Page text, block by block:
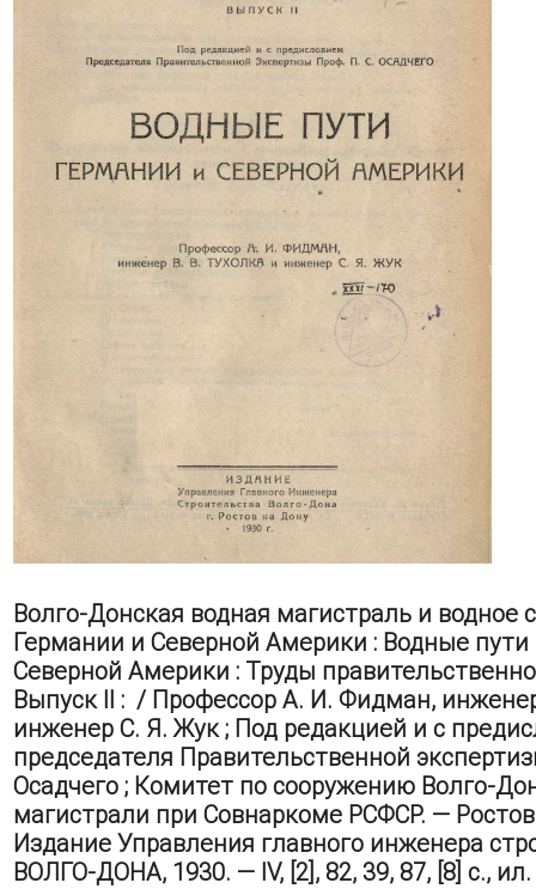
Волго-Донская водная магистраль и водное
Германии и Северной Америки : Водные
Северной Америки : Труды
Выпуск ІІ : / Профессор А. И. Фидман,
инженер С. Я. Жук ; Под редакцией и с
председателя Правительственной
Осадчего ; Комитет по сооружению Волго-
магистрали при Совнаркоме РСФСР. —
Издание Управления главного инженера
ВОЛГО-ДОНА, 1930. — IV, [2], 82, 39, 87, [8] с., ил.